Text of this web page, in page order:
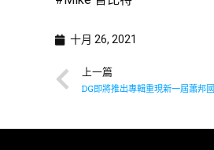
十月 26, 2021
上一篇
DG即將推出專輯重現新一屆蕭邦